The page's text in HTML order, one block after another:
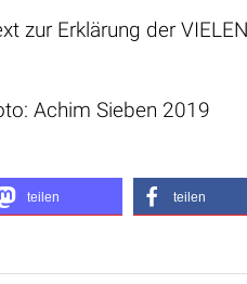
zur Erklärung der VIELEN
Achim Sieben 2019
teilen teilen